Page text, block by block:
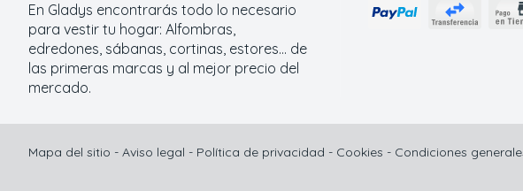
En Gladys encontrarás todo lo necesario
para vestir tu hogar: Alfombras,
edredones, sábanas, cortinas, estores... de
las primeras marcas y al mejor precio del
mercado.
Mapa del sitio - Aviso legal - Política de privacidad - Cookies - Condiciones